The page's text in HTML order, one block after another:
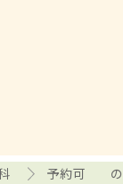
予約可